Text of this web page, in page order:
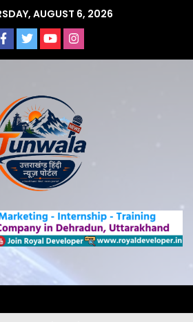
AUGUST 6, 2026
News Portal